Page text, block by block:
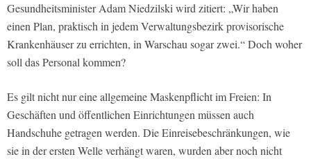
Gesundheitsminister Adam Niedzilski wird zitiert: „Wir haben
einen Plan, praktisch in jedem Verwaltungsbezirk provisorische
Krankenhäuser zu errichten, in Warschau sogar zwei.“ Doch woher
soll das Personal kommen?
Es gilt nicht nur eine allgemeine Maskenpflicht im Freien: In
Geschäften und öffentlichen Einrichtungen müssen auch
Handschuhe getragen werden. Die Einreisebeschränkungen, wie
sie in der ersten Welle verhängt waren, wurden aber noch nicht